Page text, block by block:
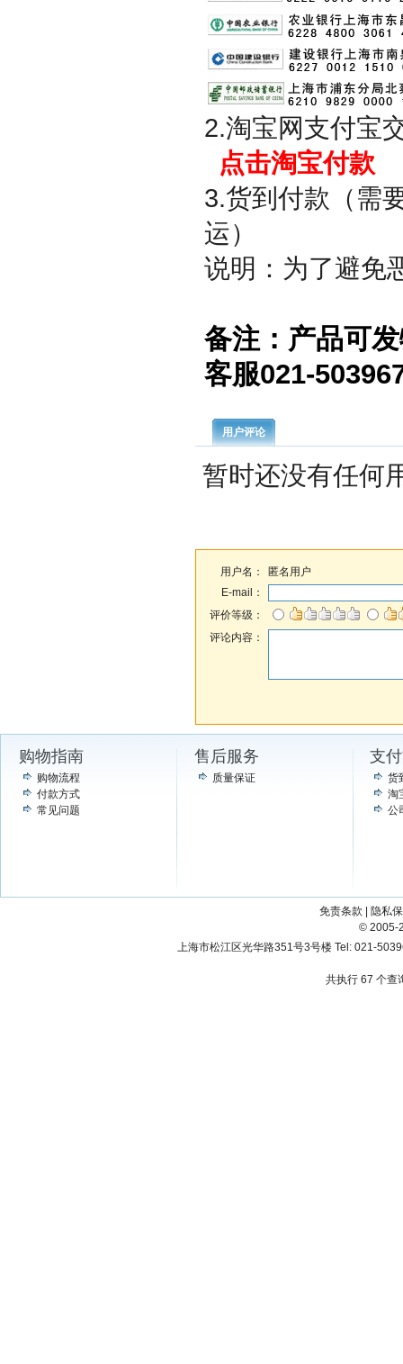
2.淘宝网支付宝
点击淘宝付款
3.货到付款（需
运）
说明：为了避免
备注：产品可
客服021-
用户评论
暂时还没有任何
用户名：
匿名用户
E-mail：
评价等级：
评论内容：
购物指南
购物流程
付款方式
常见问题
售后服务
质量保证
支
货
淘
公
免责条款
隐私
© 2005-
上海市松江区光华路351号3号楼 Tel: 021-
共执行 67 个查